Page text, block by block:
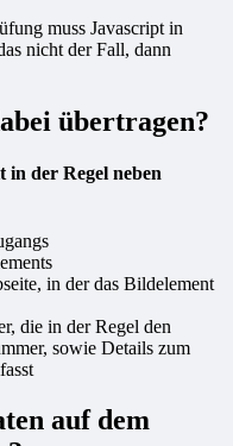
muss Javascript in
nicht der Fall, dann
übertragen?
in der Regel neben
in der das Bildelement
die in der Regel den
sowie Details zum
auf dem